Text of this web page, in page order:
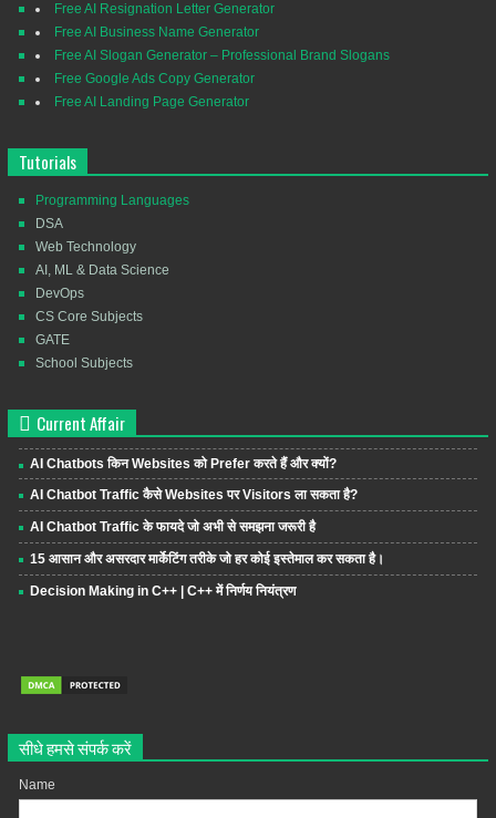
Free AI Resignation Letter Generator
Free AI Business Name Generator
Free AI Slogan Generator – Professional Brand Slogans
Free Google Ads Copy Generator
Free AI Landing Page Generator
Tutorials
Programming Languages
DSA
Web Technology
AI, ML & Data Science
DevOps
CS Core Subjects
GATE
School Subjects
Current Affair
AI Chatbots किन Websites को Prefer करते हैं और क्यों?
AI Chatbot Traffic कैसे Websites पर Visitors ला सकता है?
AI Chatbot Traffic के फायदे जो अभी से समझना जरूरी है
15 आसान और असरदार मार्केटिंग तरीके जो हर कोई इस्तेमाल कर सकता है।
Decision Making in C++ | C++ में निर्णय नियंत्रण
सीधे हमसे संपर्क करें
Name